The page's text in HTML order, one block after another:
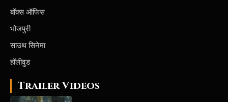
बॉक्स ऑफिस
भोजपुरी
साउथ सिनेमा
हॉलीवुड
Trailer Videos